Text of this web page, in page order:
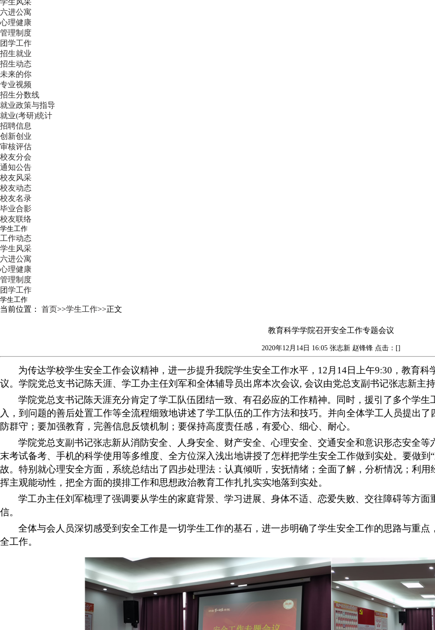
学生风采
六进公寓
心理健康
管理制度
团学工作
招生就业
招生动态
未来的你
专业视频
招生分数线
就业政策与指导
就业(考研)统计
招聘信息
创新创业
审核评估
校友分会
通知公告
校友风采
校友动态
校友名录
毕业合影
校友联络
学生工作
工作动态
学生风采
六进公寓
心理健康
管理制度
团学工作
学生工作
当前位置： 首页>>学生工作>>正文
教育科学学院召开安全工作专题会议
2020年12月14日 16:05 张志新 赵锋锋 点击：[]
为传达学校学生安全工作会议精神，进一步提升我院学生安全工作水平， 12月14日上午9:30，教育
议。学院党总支书记陈天涯、学工办主任刘军和全体辅导员出席本次会议, 会议由党总支副书记张志新主持
学院党总支书记陈天涯充分肯定了学工队伍团结一致、有召必应的工作精神。同时，援引了多个学
入，到问题的善后处置工作等全流程细致地讲述了学工队伍的工作方法和技巧。并向全体学工人员提出
防群守；要加强教育，完善信息反馈机制；要保持高度责任感，有爱心、细心、耐心。
学院党总支副书记张志新从消防安全、人身安全、财产安全、心理安全、交通安全和意识形态安全
末考试备考、手机的科学使用等多维度、全方位深入浅出地讲授了怎样把学生安全工作做到实处。要做到
故。特别就心理安全方面，系统总结出了四步处理法：认真倾听，安抚情绪；全面了解，分析情况；利
挥主观能动性，把全方面的摸排工作和思想政治教育工作扎扎实实地落到实处。
学工办主任刘军梳理了强调要从学生的家庭背景、学习进展、身体不适、恋爱失败、交往障碍等方
信。
全体与会人员深切感受到安全工作是一切学生工作的基石，进一步明确了学生安全工作的思路与重
全工作。